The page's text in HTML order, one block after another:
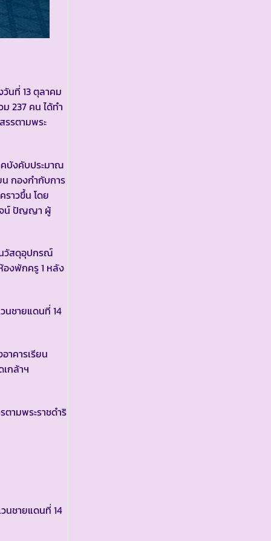
นที่ 13 ตุลาคม
237 คน ได้ทำ
รรตามพระ
คบังคับประมาณ
น กองกำกับการ
ราวขึ้น โดย
จน์ ปัญญา ผู้
นวัสดุอุปกรณ์
องพักครู 1 หลัง
นชายแดนที่ 14
าคารเรียน
กล้าฯ
ตามพระราชดำริ
นชายแดนที่ 14